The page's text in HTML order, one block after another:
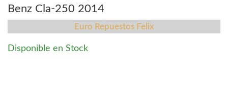
Benz Cla-250 2014
Euro Repuestos Felix
Disponible en Stock